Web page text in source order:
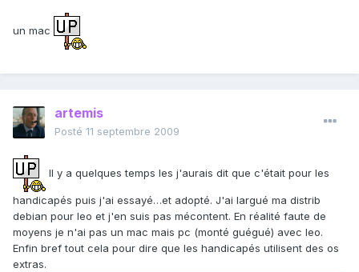
un mac
artemis
Posté 11 septembre 2009
Il y a quelques temps les j'aurais dit que c'était pour les
handicapés puis j'ai essayé…et adopté. J'ai largué ma distrib
debian pour leo et j'en suis pas mécontent. En réalité faute de
moyens je n'ai pas un mac mais pc (monté guégué) avec leo.
Enfin bref tout cela pour dire que les handicapés utilisent des os
extras.